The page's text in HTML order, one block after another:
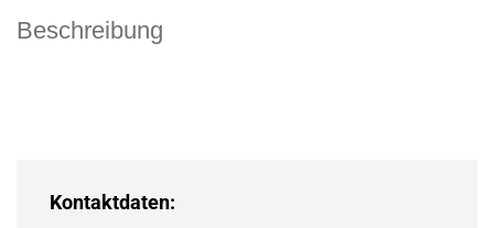
Beschreibung
Kontaktdaten: